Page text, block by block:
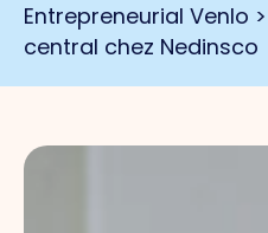
Entrepreneurial Venlo >
central chez Nedinsco